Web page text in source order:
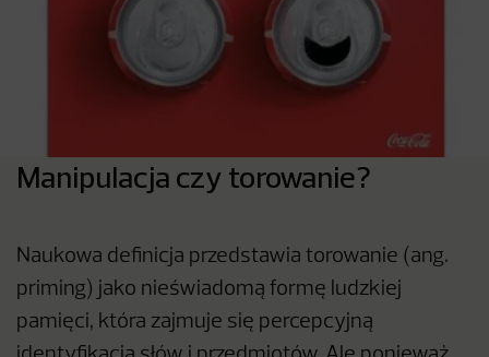
Manipulacja czy torowanie?
Naukowa definicja przedstawia torowanie (ang.
priming) jako nieświadomą formę ludzkiej
pamięci, która zajmuje się percepcyjną